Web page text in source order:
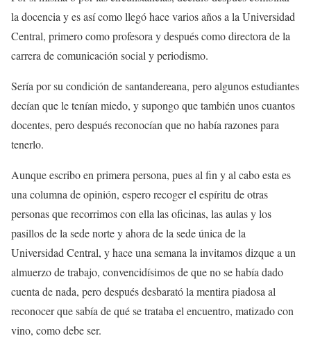
la docencia y es así como llegó hace varios años a la Universidad
Central, primero como profesora y después como directora de la
carrera de comunicación social y periodismo.
Sería por su condición de santandereana, pero algunos estudiantes
decían que le tenían miedo, y supongo que también unos cuantos
docentes, pero después reconocían que no había razones para
tenerlo.
Aunque escribo en primera persona, pues al fin y al cabo esta es
una columna de opinión, espero recoger el espíritu de otras
personas que recorrimos con ella las oficinas, las aulas y los
pasillos de la sede norte y ahora de la sede única de la
Universidad Central, y hace una semana la invitamos dizque a un
almuerzo de trabajo, convencidísimos de que no se había dado
cuenta de nada, pero después desbarató la mentira piadosa al
reconocer que sabía de qué se trataba el encuentro, matizado con
vino, como debe ser.